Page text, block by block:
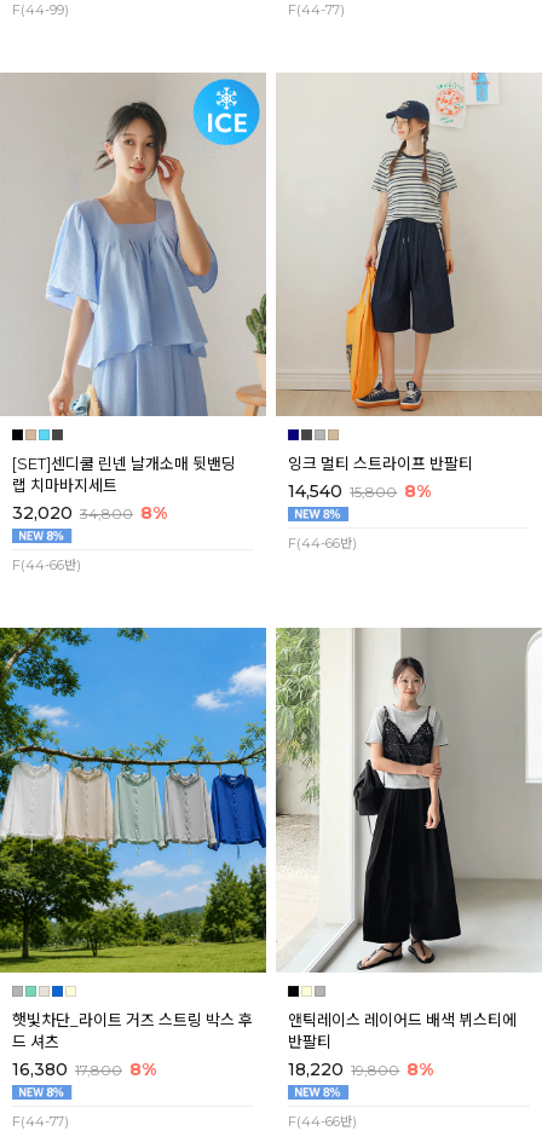
F(44-99) F(44-77)
[SET]센디쿨 린넨 날개소매 뒷밴딩
랩 치마바지세트
32,020 34,800 8%
F(44-66반)
잉크 멀티 스트라이프 반팔티
14,540 15,800 8%
F(44-66반)
햇빛차단_라이트 거즈 스트링 박스 후
드 셔츠
16,380 17,800 8%
F(44-77)
앤틱레이스 레이어드 배색 뷔스티에
반팔티
18,220 19,800 8%
F(44-66반)